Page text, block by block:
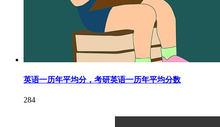
英语一历年平均分，考研英语一历年平均分数
284